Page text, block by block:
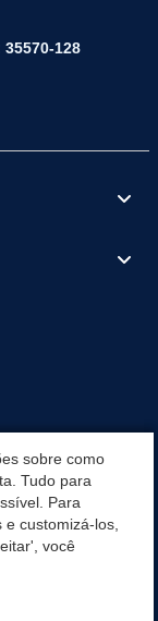
35570-128
sobre como
Tudo para
Para
customizá-los,
você